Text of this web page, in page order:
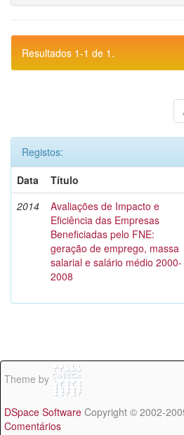
Resultados 1-1 de 1.
Registos:
Data
Título
2014
Avaliações de Impacto e
Eficiência das Empresas
Beneficiadas pelo FNE:
geração de emprego, massa
salarial e salário médio 2000-
2008
Theme by
DSpace Software Copyright © 2002-
Comentários